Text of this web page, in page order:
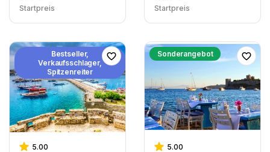
Startpreis Startpreis
Bestseller,
Verkaufsschlager,
Spitzenreiter
5.00
Sonderangebot
5.00